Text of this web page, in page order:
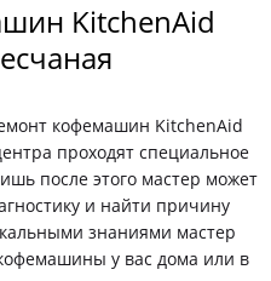
KitchenAid
кофемашин KitchenAid
проходят специальное
после этого мастер может
и найти причину
знаниями мастер
у вас дома или в